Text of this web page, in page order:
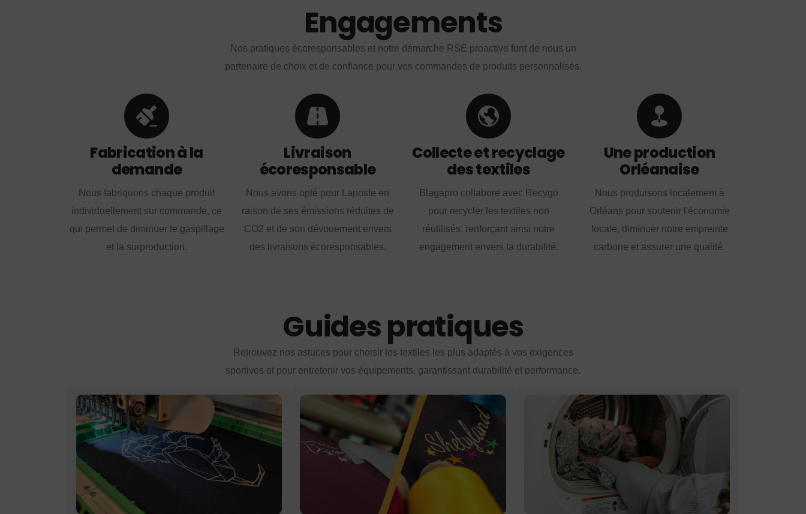
Engagements
Nos pratiques écoresponsables et notre démarche RSE proactive font de nous un
partenaire de choix et de confiance pour vos commandes de produits personnalisés.
Fabrication à la
demande
Nous fabriquons chaque produit
individuellement sur commande, ce
qui permet de diminuer le gaspillage
et la surproduction.
Livraison
écoresponsable
Nous avons opté pour Laposte en
raison de ses émissions réduites de
CO2 et de son dévouement envers
des livraisons écoresponsables.
Collecte et recyclage
des textiles
Blagapro collabore avec Recygo
pour recycler les textiles non
réutilisés, renforçant ainsi notre
engagement envers la durabilité.
Une production
Orléanaise
Nous produisons localement à
Orléans pour soutenir l'économie
locale, diminuer notre empreinte
carbone et assurer une qualité.
Guides pratiques
Retrouvez nos astuces pour choisir les textiles les plus adaptés à vos exigences
sportives et pour entretenir vos équipements, garantissant durabilité et performance.